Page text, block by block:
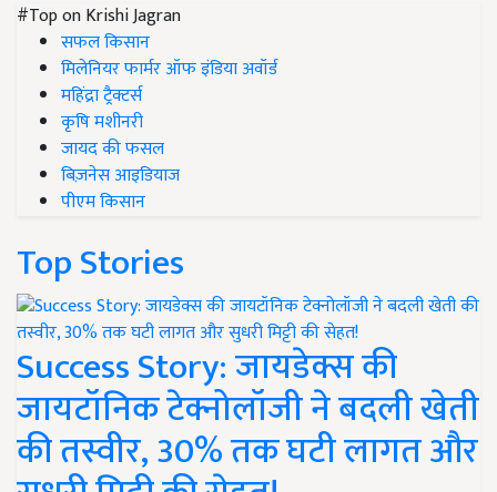
#Top on Krishi Jagran
सफल किसान
मिलेनियर फार्मर ऑफ इंडिया अवॉर्ड
महिंद्रा ट्रैक्टर्स
कृषि मशीनरी
जायद की फसल
बिज़नेस आइडियाज
पीएम किसान
Top Stories
Success Story: जायडेक्स की
जायटॉनिक टेक्नोलॉजी ने बदली खेती
की तस्वीर, 30% तक घटी लागत और